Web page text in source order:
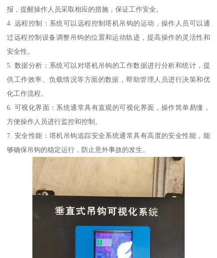
报，提醒操作人员采取相应的措施，保证工作安全。
4. 远程控制：系统可以远程控制塔机吊钩的运动，操作人员可以通
过远程控制设备调整吊钩的位置和运动轨迹，提高操作的灵活性和
安全性。
5. 数据分析：系统可以对塔机吊钩的工作数据进行分析和统计，提
供工作效率、负载情况等方面的数据，帮助管理人员进行决策和优
化工作流程。
6. 可视化界面：系统通常具有直观的可视化界面，操作简单易懂，
方便操作人员进行监控和控制。
7. 安全性能：塔机吊钩追踪安全系统通常具有高度的安全性能，能
够确保吊钩的稳定运行，防止意外事故的发生。